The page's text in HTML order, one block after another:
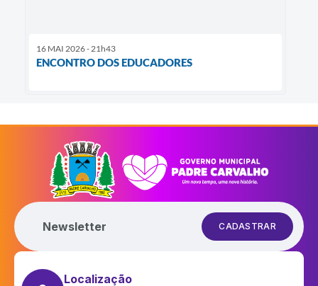
16 MAI 2026 - 21h43
ENCONTRO DOS EDUCADORES
Newsletter CADASTRAR
Localização